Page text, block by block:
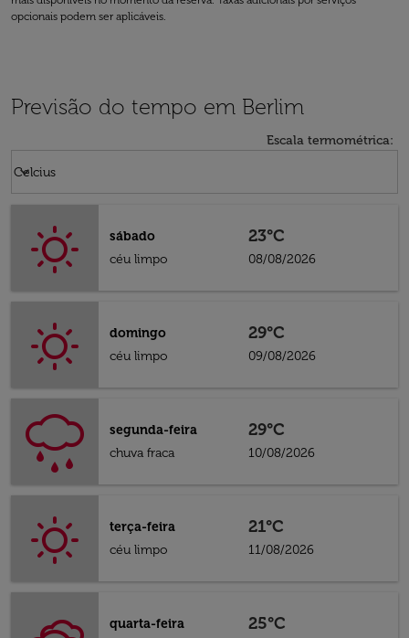
opcionais podem ser aplicáveis.
Previsão do tempo em Berlim
Escala termométrica:
Celcius
keyboard_arrow_down
sábado
céu limpo
23°C
08/08/2026
domingo
céu limpo
29°C
09/08/2026
segunda-feira
chuva fraca
29°C
10/08/2026
terça-feira
céu limpo
21°C
11/08/2026
quarta-feira
25°C